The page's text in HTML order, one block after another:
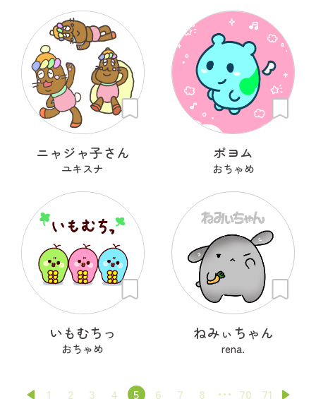
ニャジャ子さん
ユキスナ
ポヨム
おちゃめ
いもむちっ
おちゃめ
ねみぃちゃん
rena.
1 2 3 4 5 6 7 8 70 71